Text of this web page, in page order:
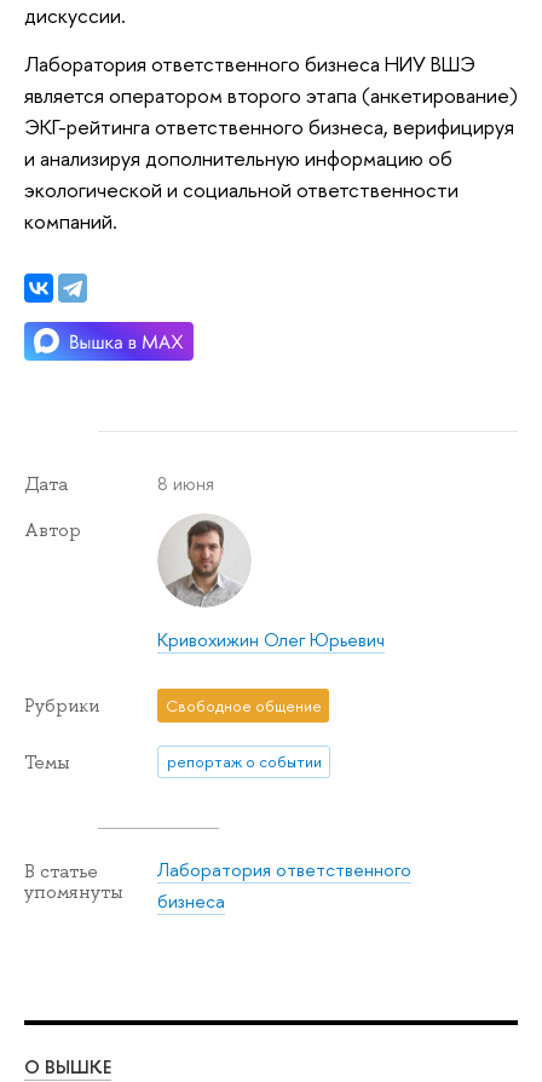
дискуссии.
Лаборатория ответственного бизнеса НИУ ВШЭ
является оператором второго этапа (анкетирование)
ЭКГ-рейтинга ответственного бизнеса, верифицируя
и анализируя дополнительную информацию об
экологической и социальной ответственности
компаний.
Дата 8 июня
Автор
Кривохижин Олег Юрьевич
Рубрики Свободное общение
Темы репортаж о событии
В статье
упомянуты
Лаборатория ответственного
бизнеса
О ВЫШКЕ